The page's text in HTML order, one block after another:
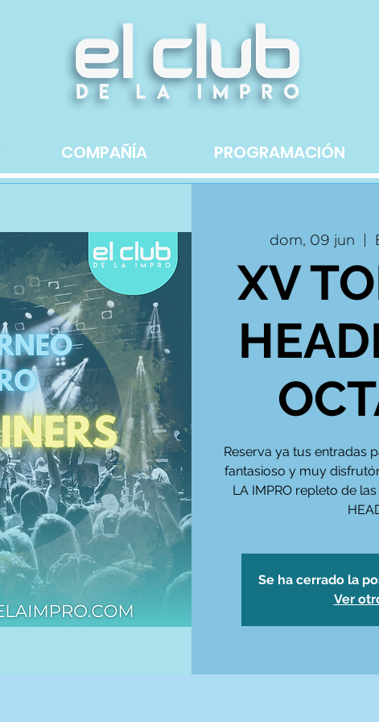
COMPAÑÍA PROGRAMACIÓN
dom, 09 jun
XV
Reserva ya tus entradas
fantasioso y muy
LA IMPRO repleto de
Se ha cerrado la
Ver